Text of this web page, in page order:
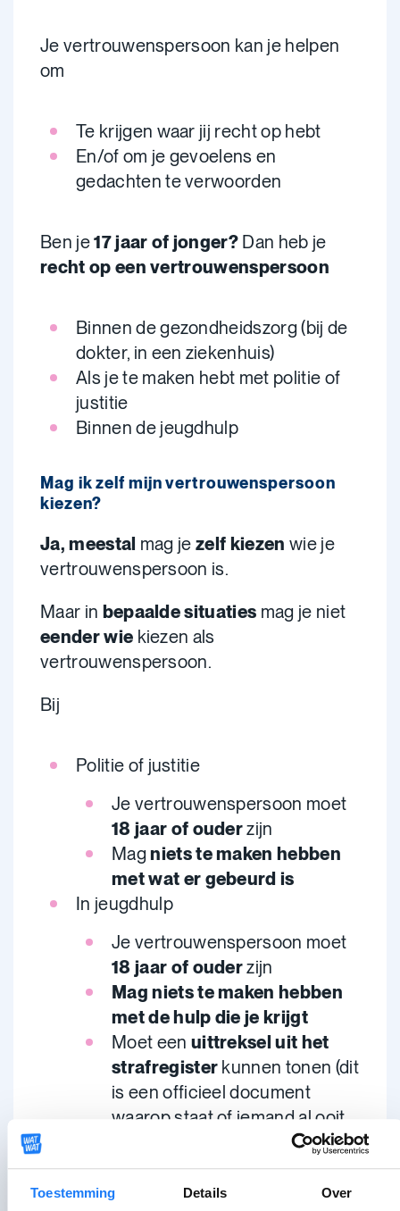
Toestemming Details Over
Je vertrouwenspersoon kan je helpen
om
Te krijgen waar jij recht op hebt
En/of om je gevoelens en
gedachten te verwoorden
Ben je17 jaar of jonger? Dan heb je
recht op een vertrouwenspersoon
Binnen de gezondheidszorg (bij de
dokter, in een ziekenhuis)
Als je te maken hebt met politie of
justitie
Binnen de jeugdhulp
Mag ik zelf mijn vertrouwenspersoon
kiezen?
Ja, meestal mag je zelf kiezen wie je
vertrouwenspersoon is.
Maar in bepaalde situaties mag je niet
eender wie kiezen als
vertrouwenspersoon.
Bij
Politie of justitie
Je vertrouwenspersoon moet
18 jaar of ouderzijn
Magniets te maken hebben
met wat er gebeurd is
In jeugdhulp
Je vertrouwenspersoon moet
18 jaar of ouderzijn
Mag niets te maken hebben
met de hulp die je krijgt
Moet een uittreksel uit het
strafregister kunnen tonen (dit
is een officieel document
waarop staat of iemand al ooit
veroordeeld is geweest door
de rechtbank)